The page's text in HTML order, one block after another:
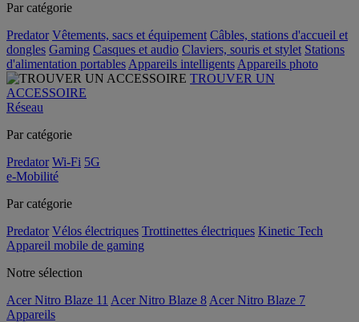
Par catégorie
Predator Vêtements, sacs et équipement Câbles, stations d'accueil et
dongles Gaming Casques et audio Claviers, souris et stylet Stations
d'alimentation portables Appareils intelligents Appareils photo
TROUVER UN
ACCESSOIRE
Réseau
Par catégorie
Predator Wi-Fi 5G
e-Mobilité
Par catégorie
Predator Vélos électriques Trottinettes électriques Kinetic Tech
Appareil mobile de gaming
Notre sélection
Acer Nitro Blaze 11 Acer Nitro Blaze 8 Acer Nitro Blaze 7
Appareils